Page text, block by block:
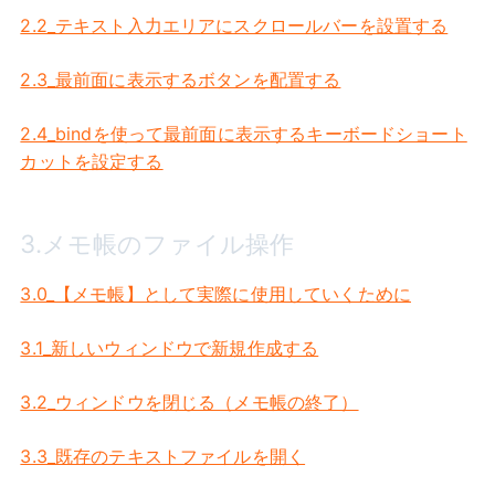
2.2_テキスト入力エリアにスクロールバーを設置する
2.3_最前面に表示するボタンを配置する
2.4_bindを使って最前面に表示するキーボードショート
カットを設定する
3.メモ帳のファイル操作
3.0_【メモ帳】として実際に使用していくために
3.1_新しいウィンドウで新規作成する
3.2_ウィンドウを閉じる（メモ帳の終了）
3.3_既存のテキストファイルを開く